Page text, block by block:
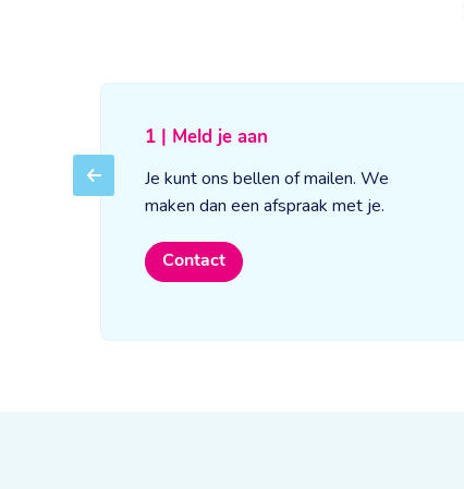
Previous
1 | Meld je aan
Je kunt ons bellen of mailen. We
maken dan een afspraak met je.
Contact